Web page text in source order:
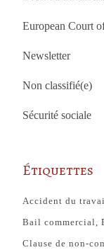
European Court
Newsletter
Non classifié(e)
Sécurité sociale
Étiquettes
Accident du
Bail commercial
Clause de non-